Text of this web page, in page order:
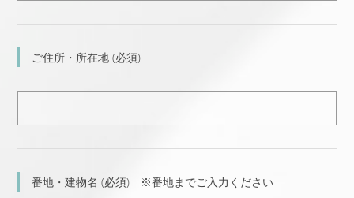
ご住所・所在地 (必須)
番地・建物名 (必須) ※番地までご入力ください